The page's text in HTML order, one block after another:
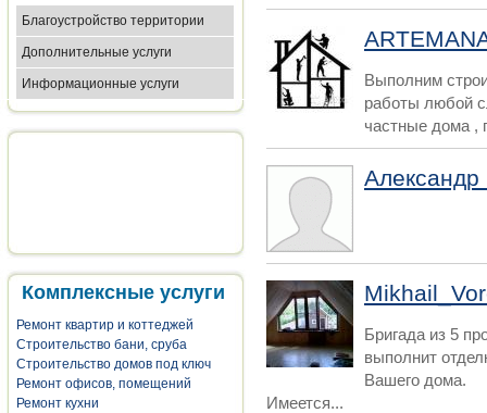
Благоустройство территории
Дополнительные услуги
Информационные услуги
Комплексные услуги
Ремонт квартир и коттеджей
Строительство бани, сруба
Строительство домов под ключ
Ремонт офисов, помещений
Ремонт кухни
Выполним
работы любой
частные дома ,
Бригада из 5
выполнит
Вашего дома.
Имеется...